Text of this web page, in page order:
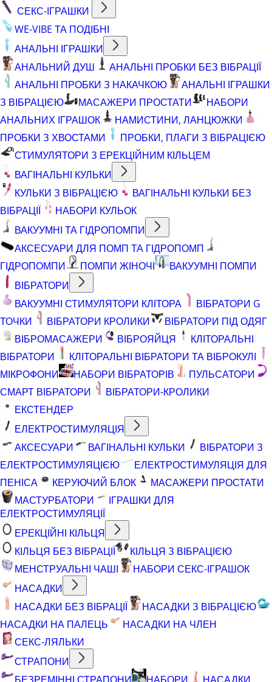
СЕКС-ІГРАШКИ
WE-VIBE ТА ПОДІБНІ
АНАЛЬНІ ІГРАШКИ
АНАЛЬНИЙ ДУШ
АНАЛЬНІ ПРОБКИ БЕЗ ВІБРАЦІЇ
АНАЛЬНІ ПРОБКИ З НАКАЧКОЮ
АНАЛЬНІ ІГРАШКИ
З ВІБРАЦІЄЮ
МАСАЖЕРИ ПРОСТАТИ
НАБОРИ
АНАЛЬНИХ ІГРАШОК
НАМИСТИНИ, ЛАНЦЮЖКИ
ПРОБКИ З ХВОСТАМИ
ПРОБКИ, ПЛАГИ З ВІБРАЦІЄЮ
СТИМУЛЯТОРИ З ЕРЕКЦІЙНИМ КІЛЬЦЕМ
ВАГІНАЛЬНІ КУЛЬКИ
КУЛЬКИ З ВІБРАЦІЄЮ
ВАГІНАЛЬНІ КУЛЬКИ БЕЗ
ВІБРАЦІЇ
НАБОРИ КУЛЬОК
ВАКУУМНІ ТА ГІДРОПОМПИ
АКСЕСУАРИ ДЛЯ ПОМП ТА ГІДРОПОМП
ГІДРОПОМПИ
ПОМПИ ЖІНОЧІ
ВАКУУМНІ ПОМПИ
ВІБРАТОРИ
ВАКУУМНІ СТИМУЛЯТОРИ КЛІТОРА
ВІБРАТОРИ G
ТОЧКИ
ВІБРАТОРИ КРОЛИКИ
ВІБРАТОРИ ПІД ОДЯГ
ВІБРОМАСАЖЕРИ
ВІБРОЯЙЦЯ
КЛІТОРАЛЬНІ
ВІБРАТОРИ
КЛІТОРАЛЬНІ ВІБРАТОРИ ТА ВІБРОКУЛІ
МІКРОФОНИ
НАБОРИ ВІБРАТОРІВ
ПУЛЬСАТОРИ
СМАРТ ВІБРАТОРИ
ВІБРАТОРИ-КРОЛИКИ
ЕКСТЕНДЕР
ЕЛЕКТРОСТИМУЛЯЦІЯ
АКСЕСУАРИ
ВАГІНАЛЬНІ КУЛЬКИ
ВІБРАТОРИ З
ЕЛЕКТРОСТИМУЛЯЦІЄЮ
ЕЛЕКТРОСТИМУЛЯЦІЯ ДЛЯ
ПЕНІСА
КЕРУЮЧИЙ БЛОК
МАСАЖЕРИ ПРОСТАТИ
МАСТУРБАТОРИ
ІГРАШКИ ДЛЯ
ЕЛЕКТРОСТИМУЛЯЦІЇ
ЕРЕКЦІЙНІ КІЛЬЦЯ
КІЛЬЦЯ БЕЗ ВІБРАЦІЇ
КІЛЬЦЯ З ВІБРАЦІЄЮ
МЕНСТРУАЛЬНІ ЧАШІ
НАБОРИ СЕКС-ІГРАШОК
НАСАДКИ
НАСАДКИ БЕЗ ВІБРАЦІЇ
НАСАДКИ З ВІБРАЦІЄЮ
НАСАДКИ НА ПАЛЕЦЬ
НАСАДКИ НА ЧЛЕН
СЕКС-ЛЯЛЬКИ
СТРАПОНИ